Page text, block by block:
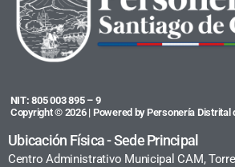
NIT: 805 003 895 – 9
Copyright © 2026 | Powered by Personería Distrital
Ubicación Física - Sede Principal
Centro Administrativo Municipal CAM,